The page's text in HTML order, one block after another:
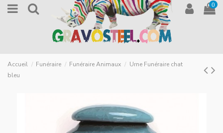
0
Accueil Funéraire Funéraire Animaux
Urne Funéraire chat
bleu